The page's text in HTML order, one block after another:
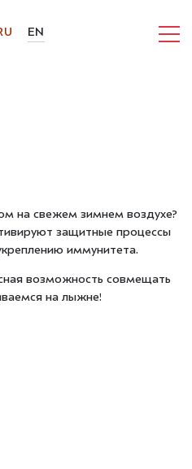
EN
на свежем зимнем воздухе?
защитные процессы
иммунитета.
возможность совмещать
на лыжне!